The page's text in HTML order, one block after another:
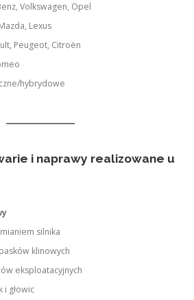
Volkswagen, Opel
Lexus
Peugeot, Citroën
hybrydowe
i naprawy realizowane u
silnika
klinowych
eksploatacyjnych
i głowic